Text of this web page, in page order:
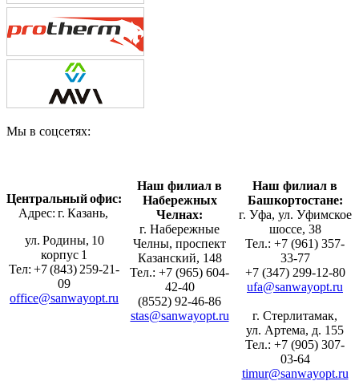
Мы в соцсетях:
Центральный офис:
Адрес: г. Казань,
ул. Родины, 10
корпус 1
Тел: +7 (843) 259-21-
09
office@sanwayopt.ru
Наш филиал в
Набережных
Челнах:
г. Набережные
Челны, проспект
Казанский, 148
Тел.: +7 (965) 604-
42-40
(8552) 92-46-86
stas@sanwayopt.ru
Наш филиал в
Башкортостане:
г. Уфа, ул. Уфимское
шоссе, 38
Тел.: +7 (961) 357-
33-77
+7 (347) 299-12-80
ufa@sanwayopt.ru
г. Стерлитамак,
ул. Артема, д. 155
Тел.: +7 (905) 307-
03-64
timur@sanwayopt.ru